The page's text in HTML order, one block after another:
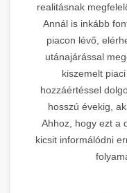
realitásnak
Annál is inkább
piacon lévő,
utánajárással
kiszemelt
hozzáértéssel
hosszú évekig,
Ahhoz, hogy ezt a
kicsit informálódni